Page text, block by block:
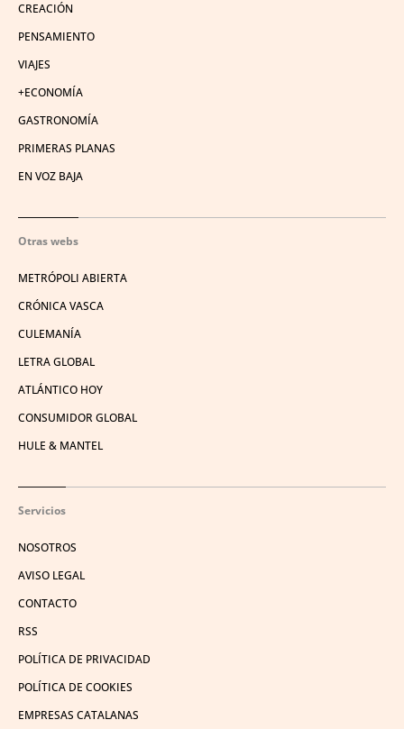
CREACIÓN
PENSAMIENTO
VIAJES
+ECONOMÍA
GASTRONOMÍA
PRIMERAS PLANAS
EN VOZ BAJA
Otras webs
METRÓPOLI ABIERTA
CRÓNICA VASCA
CULEMANÍA
LETRA GLOBAL
ATLÁNTICO HOY
CONSUMIDOR GLOBAL
HULE & MANTEL
Servicios
NOSOTROS
AVISO LEGAL
CONTACTO
RSS
POLÍTICA DE PRIVACIDAD
POLÍTICA DE COOKIES
EMPRESAS CATALANAS